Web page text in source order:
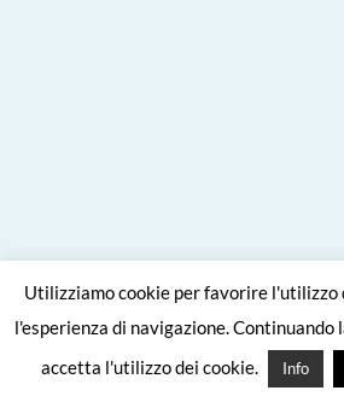
ARCHIVI
Utilizziamo cookie per favorire l'utilizzo
l'esperienza di navigazione.
accetta l'utilizzo dei cookie.
Info